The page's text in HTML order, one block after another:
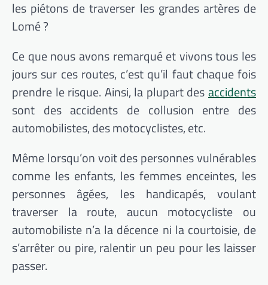
les piétons de traverser les grandes artères de
Lomé ?
Ce que nous avons remarqué et vivons tous les
jours sur ces routes, c’est qu’il faut chaque fois
prendre le risque. Ainsi, la plupart desaccidents
sont des accidents de collusion entre des
automobilistes, des motocyclistes, etc.
Même lorsqu’on voit des personnes vulnérables
comme les enfants, les femmes enceintes, les
personnes âgées, les handicapés, voulant
traverser la route, aucun motocycliste ou
automobiliste n’a la décence ni la courtoisie, de
s’arrêter ou pire, ralentir un peu pour les laisser
passer.